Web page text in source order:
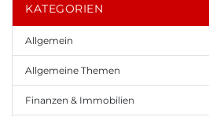
KATEGORIEN
Allgemein
Allgemeine Themen
Finanzen & Immobilien